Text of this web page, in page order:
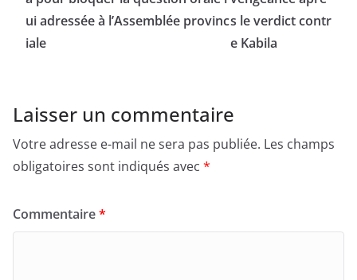
ui adressée à l’Assemblée provinc
iale
s le verdict contr
e Kabila
Laisser un commentaire
Votre adresse e-mail ne sera pas publiée. Les champs
obligatoires sont indiqués avec *
Commentaire*